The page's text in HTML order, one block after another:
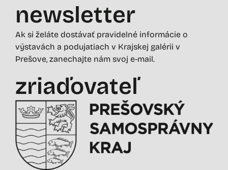
newsletter
Ak si želáte dostávať pravidelné informácie o
výstavách a podujatiach v Krajskej galérii v
Prešove, zanechajte nám svoj e-mail.
zriaďovateľ